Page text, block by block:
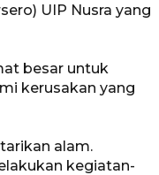
UIP Nusra yang
besar untuk
kerusakan yang
alam.
kegiatan-